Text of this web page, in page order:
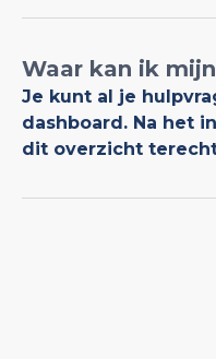
Waar kan ik
Je kunt al je
dashboard. Na het
dit overzicht